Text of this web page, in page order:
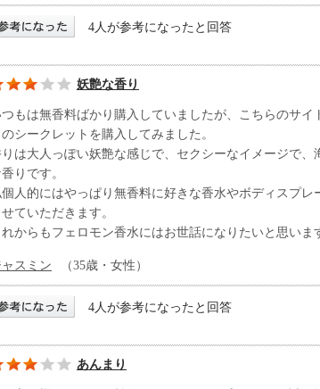
4人が参考になったと回答
妖艶な香り
もは無香料ばかり購入していましたが、こちらのサ
シークレットを購入してみました。
は大人っぽい妖艶な感じで、セクシーなイメージで
りです。
人的にはやっぱり無香料に好きな香水やボディスプ
ていただきます。
からもフェロモン香水にはお世話になりたいと思いま
スミン （35歳・女性）
4人が参考になったと回答
あんまり